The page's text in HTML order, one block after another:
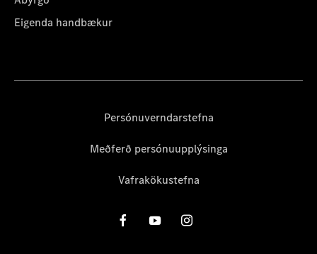
Eigenda handbækur
Persónuverndarstefna
Meðferð persónuupplýsinga
Vafrakökustefna